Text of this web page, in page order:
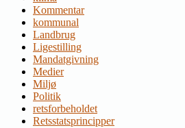
Kommentar
kommunal
Landbrug
Ligestilling
Mandatgivning
Medier
Miljø
Politik
retsforbeholdet
Retsstatsprincipper